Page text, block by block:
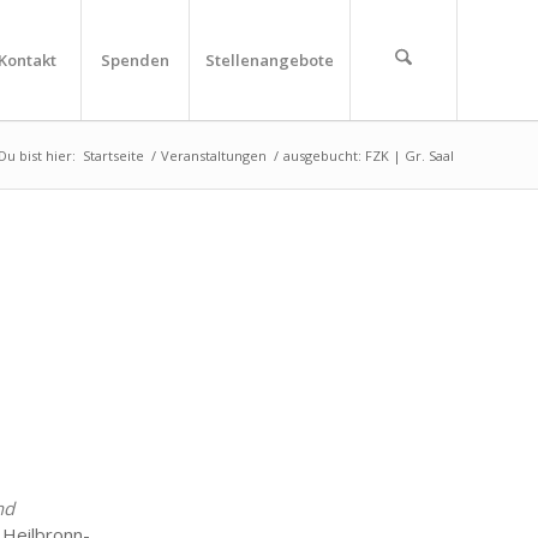
Kontakt Spenden Stellenangebote
Du bist hier: Startseite / Veranstaltungen / ausgebucht: FZK | Gr. Saal